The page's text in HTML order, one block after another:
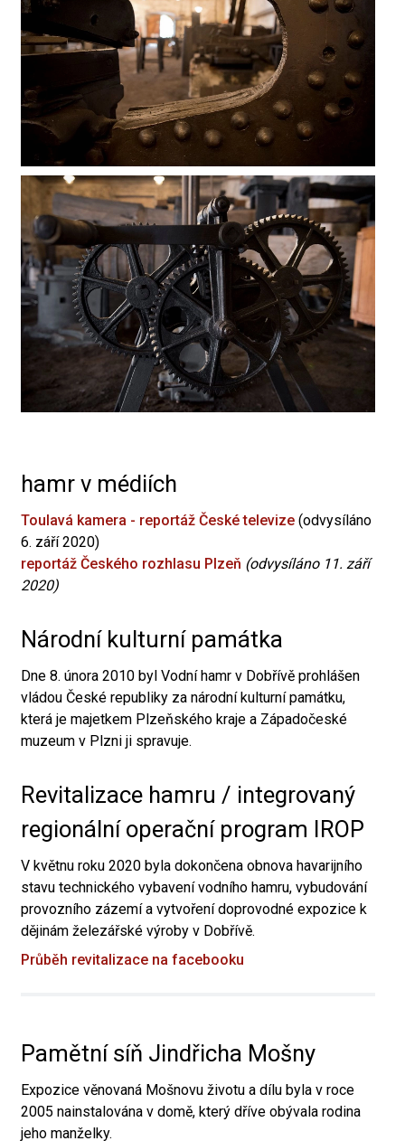
hamr v médiích
Toulavá kamera - reportáž České televize (odvysíláno
6. září 2020)
reportáž Českého rozhlasu Plzeň (odvysíláno 11. září
2020)
Národní kulturní památka
Dne 8. února 2010 byl Vodní hamr v Dobřívě prohlášen
vládou České republiky za národní kulturní památku,
která je majetkem Plzeňského kraje a Západočeské
muzeum v Plzni ji spravuje.
Revitalizace hamru / integrovaný
regionální operační program IROP
V květnu roku 2020 byla dokončena obnova havarijního
stavu technického vybavení vodního hamru, vybudování
provozního zázemí a vytvoření doprovodné expozice k
dějinám železářské výroby v Dobřívě.
Průběh revitalizace na facebooku
Pamětní síň Jindřicha Mošny
Expozice věnovaná Mošnovu životu a dílu byla v roce
2005 nainstalována v domě, který dříve obývala rodina
jeho manželky.